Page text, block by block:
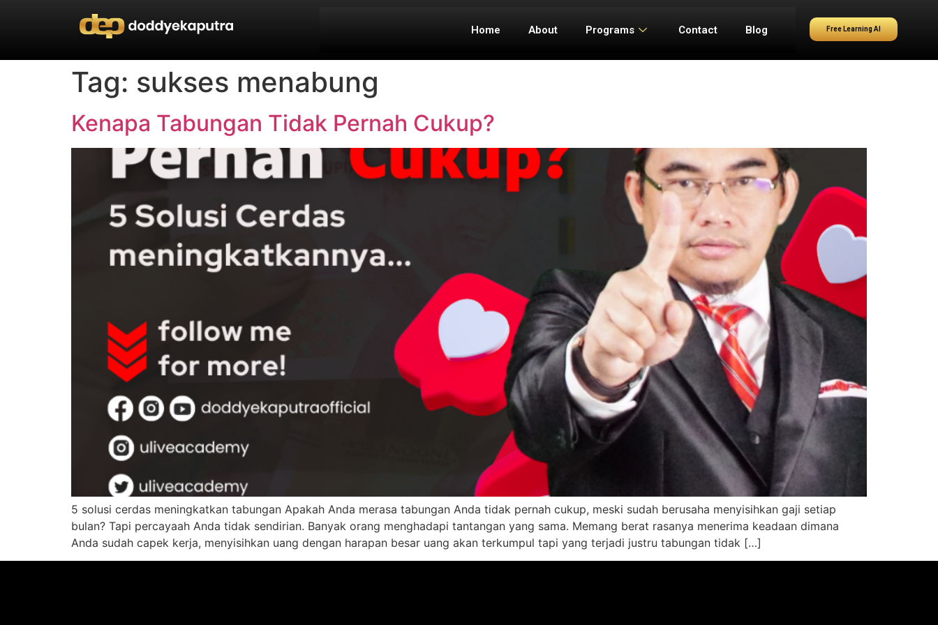
Home About Programs Contact Blog Free Learning AI
Tag: sukses menabung
Kenapa Tabungan Tidak Pernah Cukup?
5 solusi cerdas meningkatkan tabungan Apakah Anda merasa tabungan Anda tidak pernah cukup, meski sudah berusaha menyisihkan gaji setiap
bulan? Tapi percayaah Anda tidak sendirian. Banyak orang menghadapi tantangan yang sama. Memang berat rasanya menerima keadaan dimana
Anda sudah capek kerja, menyisihkan uang dengan harapan besar uang akan terkumpul tapi yang terjadi justru tabungan tidak […]